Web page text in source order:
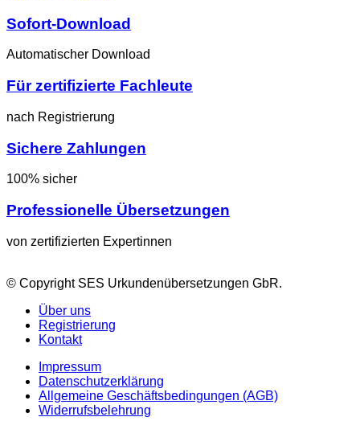
Sofort-Download
Automatischer Download
Für zertifizierte Fachleute
nach Registrierung
Sichere Zahlungen
100% sicher
Professionelle Übersetzungen
von zertifizierten Expertinnen
© Copyright SES Urkundenübersetzungen GbR.
Über uns
Registrierung
Kontakt
Impressum
Datenschutzerklärung
Allgemeine Geschäftsbedingungen (AGB)
Widerrufsbelehrung